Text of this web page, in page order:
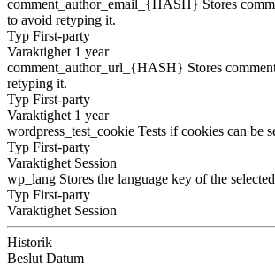
comment_author_email_{HASH} Stores
to avoid retyping it.
Typ First-party
Varaktighet 1 year
comment_author_url_{HASH} Stores
retyping it.
Typ First-party
Varaktighet 1 year
wordpress_test_cookie Tests if cookies can be
Typ First-party
Varaktighet Session
wp_lang Stores the language key of the
Typ First-party
Varaktighet Session
Historik
Beslut Datum